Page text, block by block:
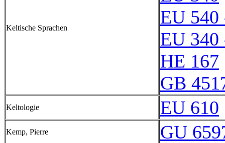
Keltische Sprachen
EU 540
EU 340
HE 167
GB
Keltologie EU 610
Kemp, Pierre GU